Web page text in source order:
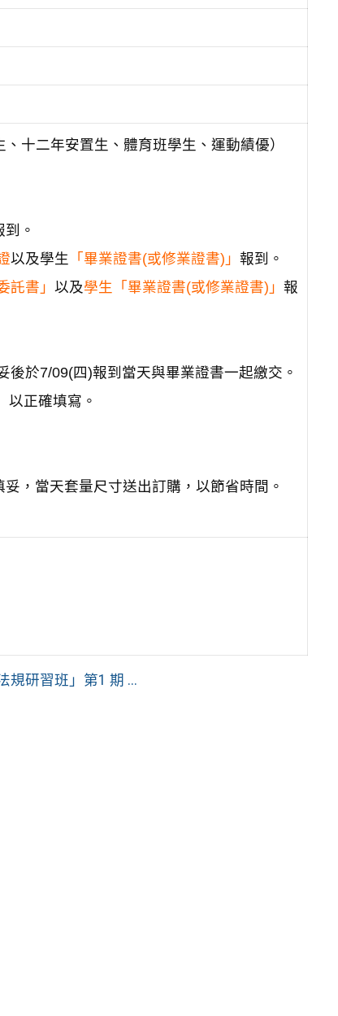
十二年安置生、體育班學生、運動績優）
到。
以及學生 「畢業證書(或修業證書)」報到。
託書」以及學生「畢業證書(或修業證書)」報
於7/09(四)報到當天與畢業證書一起繳交。
以正確填寫。
，當天套量尺寸送出訂購，以節省時間。
規研習班」第1 期 ...